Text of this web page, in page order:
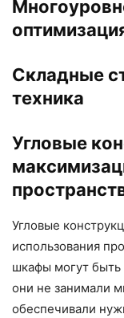
Складные
техника
Угловые
Угловые
использования
шкафы могут быть
они не занимали
обеспечивали